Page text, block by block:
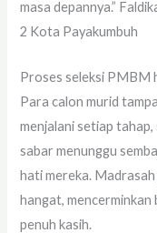
masa depannya.”
2 Kota Payakumbuh
Proses seleksi PMBM
Para calon murid
menjalani setiap
sabar menunggu
hati mereka.
hangat, mencerminkan
penuh kasih.